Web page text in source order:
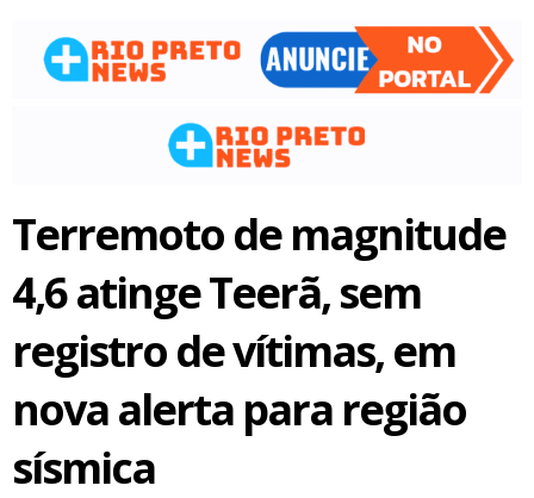
Terremoto de magnitude
4,6 atinge Teerã, sem
registro de vítimas, em
nova alerta para região
sísmica